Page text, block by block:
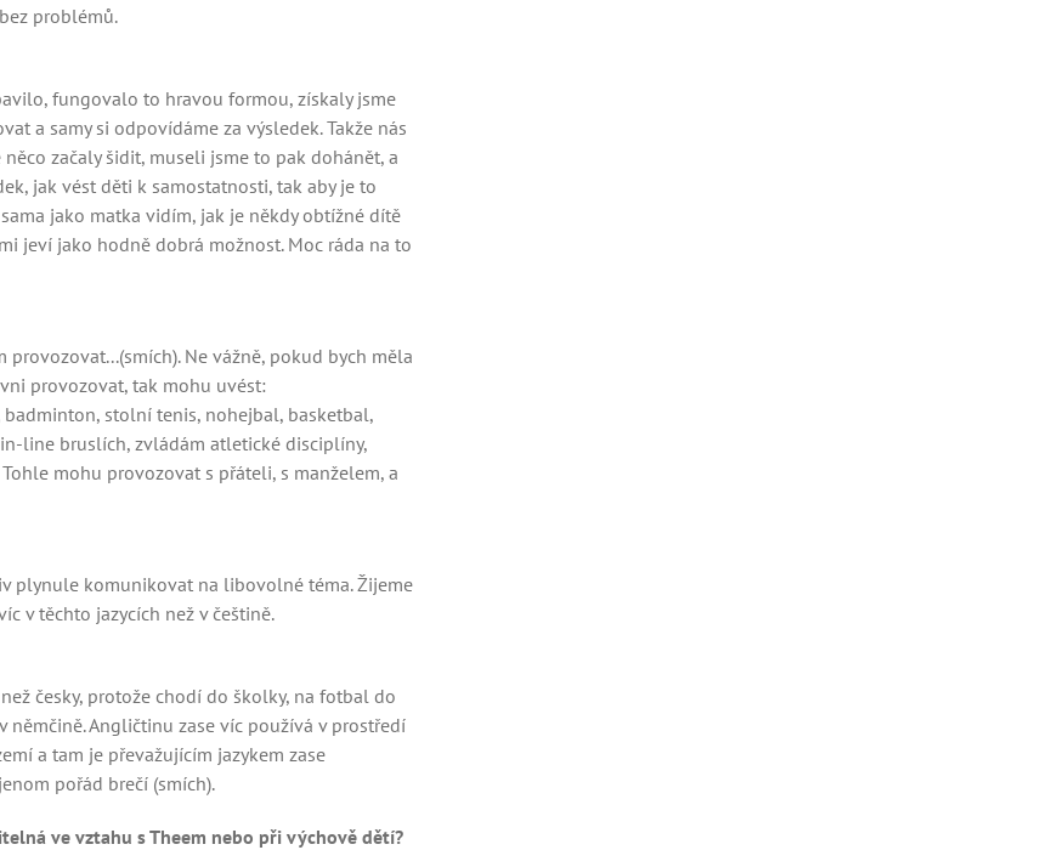
problémů.
fungovalo to hravou formou, získaly jsme
a samy si odpovídáme za výsledek. Takže nás
začaly šidit, museli jsme to pak dohánět, a
jak vést děti k samostatnosti, tak aby je to
jako matka vidím, jak je někdy obtížné dítě
jeví jako hodně dobrá možnost. Moc ráda na to
provozovat...(smích). Ne vážně, pokud bych měla
provozovat, tak mohu uvést:
stolní tenis, nohejbal, basketbal,
line bruslích, zvládám atletické disciplíny,
mohu provozovat s přáteli, s manželem, a
plynule komunikovat na libovolné téma. Žijeme
v těchto jazycích než v češtině.
česky, protože chodí do školky, na fotbal do
němčině. Angličtinu zase víc používá v prostředí
a tam je převažujícím jazykem zase
pořád brečí (smích).
ve vztahu s Theem nebo při výchově dětí?